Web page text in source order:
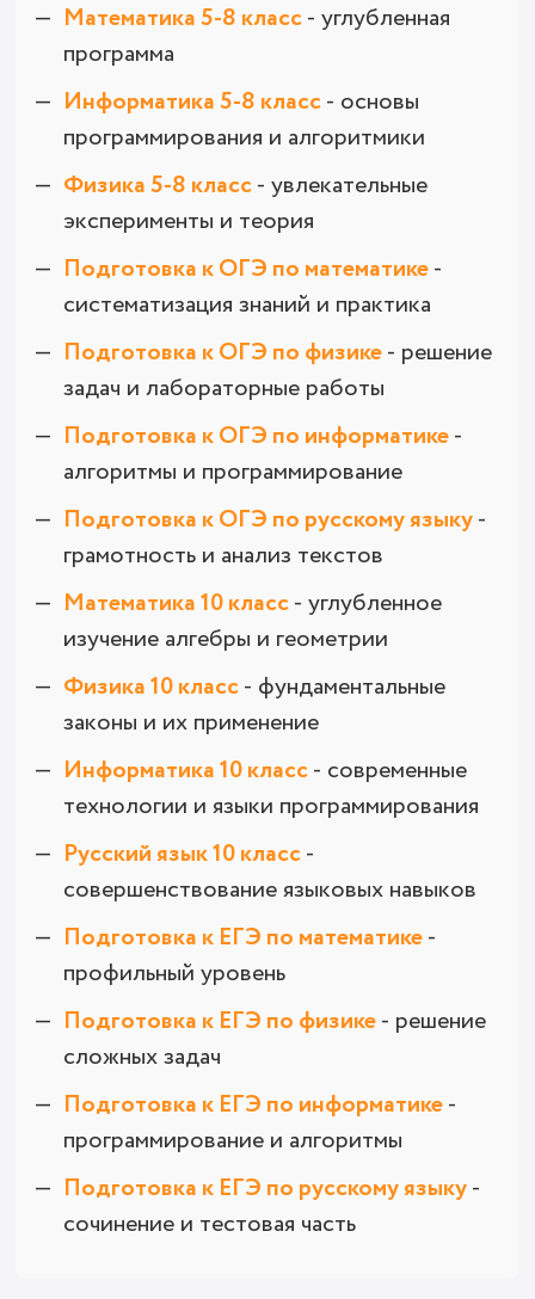
Математика 5-8 класс- углубленная
программа
Информатика 5-8 класс- основы
программирования и алгоритмики
Физика 5-8 класс- увлекательные
эксперименты и теория
Подготовка к ОГЭ по математике-
систематизация знаний и практика
Подготовка к ОГЭ по физике- решение
задач и лабораторные работы
Подготовка к ОГЭ по информатике-
алгоритмы и программирование
Подготовка к ОГЭ по русскому языку-
грамотность и анализ текстов
Математика 10 класс- углубленное
изучение алгебры и геометрии
Физика 10 класс- фундаментальные
законы и их применение
Информатика 10 класс- современные
технологии и языки программирования
Русский язык 10 класс-
совершенствование языковых навыков
Подготовка к ЕГЭ по математике-
профильный уровень
Подготовка к ЕГЭ по физике- решение
сложных задач
Подготовка к ЕГЭ по информатике-
программирование и алгоритмы
Подготовка к ЕГЭ по русскому языку-
сочинение и тестовая часть